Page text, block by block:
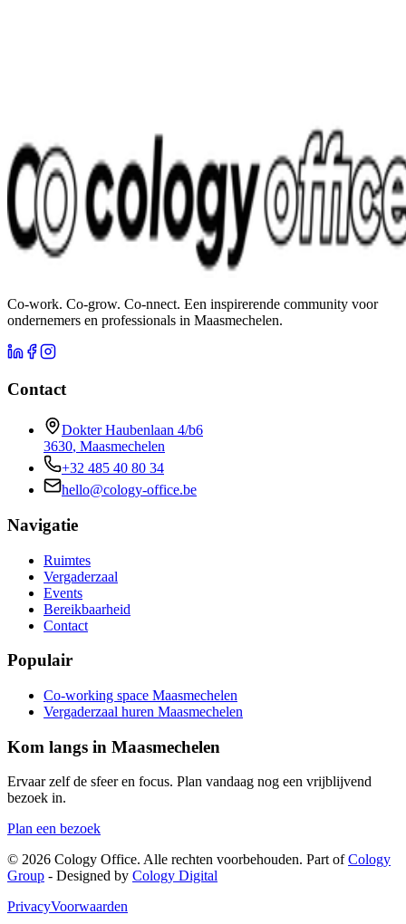
Co-work. Co-grow. Co-nnect. Een inspirerende community voor
ondernemers en professionals in Maasmechelen.
Contact
Dokter Haubenlaan 4/b6
3630, Maasmechelen
+32 485 40 80 34
hello@cology-office.be
Navigatie
Ruimtes
Vergaderzaal
Events
Bereikbaarheid
Contact
Populair
Co-working space Maasmechelen
Vergaderzaal huren Maasmechelen
Kom langs in Maasmechelen
Ervaar zelf de sfeer en focus. Plan vandaag nog een vrijblijvend
bezoek in.
Plan een bezoek
© 2026 Cology Office. Alle rechten voorbehouden. Part of Cology
Group - Designed by Cology Digital
PrivacyVoorwaarden